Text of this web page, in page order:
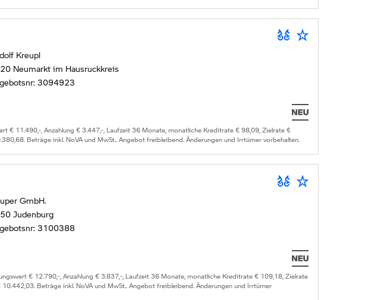
Kreupl
Neumarkt im Hausruckkreis
3094923
€ 11.490,-, Anzahlung € 3.447,-, Laufzeit 36 Monate, monatliche Kreditrate € 98,09, Zielrate €
Beträge inkl. NoVA und MwSt.. Angebot freibleibend. Änderungen und Irrtümer vorbehalten.
GmbH.
Judenburg
3100388
€ 12.790,-, Anzahlung € 3.837,-, Laufzeit 36 Monate, monatliche Kreditrate € 109,18, Zielrate
Beträge inkl. NoVA und MwSt.. Angebot freibleibend. Änderungen und Irrtümer